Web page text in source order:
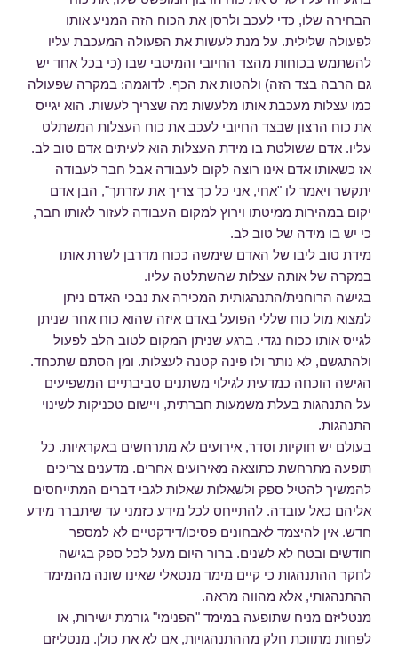
הבחירה שלו, כדי לעכב ולרסן את הכוח הזה המניע אותו
לפעולה שלילית. על מנת לעשות את הפעולה המעכבת עליו
להשתמש בכוחות מהצד החיובי והמיטבי שבו (כי בכל אחד יש
גם הרבה בצד הזה) ולהטות את הכף. לדוגמה: במקרה שפעולה
כמו עצלות מעכבת אותו מלעשות מה שצריך לעשות. הוא יגייס
את כוח הרצון שבצד החיובי לעכב את כוח העצלות המשתלט
עליו. אדם ששולטת בו מידת העצלות הוא לעיתים אדם טוב לב.
אז כשאותו אדם אינו רוצה לקום לעבודה אבל חבר לעבודה
יתקשר ויאמר לו "אחי, אני כל כך צריך את עזרתך", הבן אדם
יקום במהירות ממיטתו וירוץ למקום העבודה לעזור לאותו חבר,
כי יש בו מידה של טוב לב.
מידת טוב ליבו של האדם שימשה ככוח מדרבן לשרת אותו
במקרה של אותה עצלות שהשתלטה עליו.
בגישה הרוחנית/התנהגותית המכירה את נבכי האדם ניתן
למצוא מול כוח שללי הפועל באדם איזה שהוא כוח אחר שניתן
לגייס אותו ככוח נגדי. ברגע שניתן המקום לטוב הלב לפעול
ולהתגשם, לא נותר ולו פינה קטנה לעצלות. ומן הסתם שתכחד.
הגישה הוכחה כמדעית לגילוי משתנים סביבתיים המשפיעים
על התנהגות בעלת משמעות חברתית, ויישום טכניקות לשינוי
התנהגות.
בעולם יש חוקיות וסדר, אירועים לא מתרחשים באקראיות. כל
תופעה מתרחשת כתוצאה מאירועים אחרים. מדענים צריכים
להמשיך להטיל ספק ולשאלות שאלות לגבי דברים המתייחסים
אליהם כאל עובדה. להתייחס לכל מידע כזמני עד שיתברר מידע
חדש. אין להיצמד לאבחונים פסיכו/דידקטיים לא למספר
חודשים ובטח לא לשנים. ברור היום מעל לכל ספק בגישה
לחקר ההתנהגות כי קיים מימד מנטאלי שאינו שונה מהמימד
ההתנהגותי, אלא מהווה מראה.
מנטליזם מניח שתופעה במימד "הפנימי" גורמת ישירות, או
לפחות מתווכת חלק מההתנהגויות, אם לא את כולן. מנטליזם